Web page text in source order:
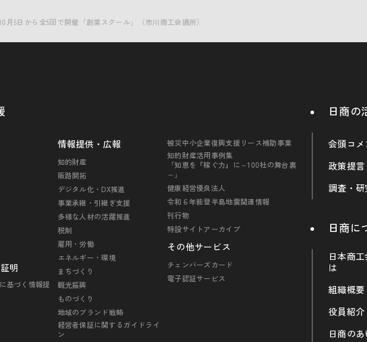
月5日から全5回で開催「創業スクール」（市川商工会議所）
明
基づく情報提
情報提供・広報
知的財産
販路開拓
デジタル化・DX推進
事業承継・引継ぎ支援
多様な人材の活躍推進
税制
雇用・労働
エネルギー・環境
まちづくり
観光振興
ものづくり
地域のブランド戦略
経営者保証に関するガイドライ
ン
被災中小企業復興支援リース補助事業
知的財産活用事例集
「知恵を『稼ぐ力』に～100社の舞台裏
～」
健康経営優良法人
令和６年能登半島地震関連情報
刊行物
特設サイトアーカイブ
その他サービス
チェンバーズカード
電子認証サービス
日商の
会頭コメ
政策提言
調査・研
日商に
日本商
は
組織概要
役員紹介
日商の